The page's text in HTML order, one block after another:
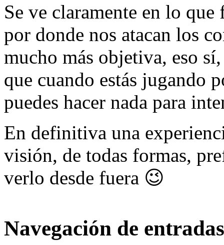
Se ve claramente en lo
por donde nos atacan los
mucho más objetiva, eso
que cuando estás jugando
puedes hacer nada para
En definitiva una
visión, de todas formas,
verlo desde fuera 😉
Navegación de entradas